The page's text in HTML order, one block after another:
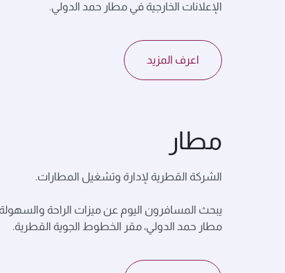
الإعلانات الخارجية في مطار حمد الدولي.
اعرف المزيد
مطار
الشركة القطرية لإدارة وتشغيل المطارات.
يبحث المسافرون اليوم عن ميزات الراحة
مطار حمد الدولي، مقر الخطوط الجوية القطرية.